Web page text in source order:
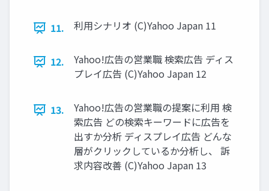
11. 利⽤シナリオ (C)Yahoo Japan 11
12.
Yahoo!広告の営業職 検索広告 ディス
プレイ広告 (C)Yahoo Japan 12
13.
Yahoo!広告の営業職の提案に利⽤ 検
索広告 どの検索キーワードに広告を
出すか分析 ディスプレイ広告 どんな
層がクリックしているか分析し、 訴
求内容改善 (C)Yahoo Japan 13